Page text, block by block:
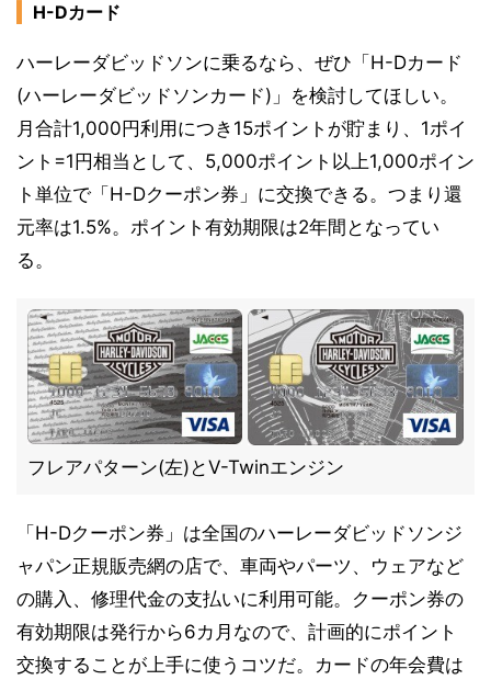
H-Dカード
ハーレーダビッドソンに乗るなら、ぜひ「H-Dカード
(ハーレーダビッドソンカード)」を検討してほしい。
月合計1,000円利用につき15ポイントが貯まり、1ポイ
ント=1円相当として、5,000ポイント以上1,000ポイン
ト単位で「H-Dクーポン券」に交換できる。つまり還
元率は1.5%。ポイント有効期限は2年間となってい
る。
フレアパターン(左)とV-Twinエンジン
「H-Dクーポン券」は全国のハーレーダビッドソンジ
ャパン正規販売網の店で、車両やパーツ、ウェアなど
の購入、修理代金の支払いに利用可能。クーポン券の
有効期限は発行から6カ月なので、計画的にポイント
交換することが上手に使うコツだ。カードの年会費は